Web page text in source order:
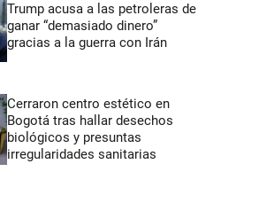
Trump acusa a las petroleras de
ganar “demasiado dinero”
gracias a la guerra con Irán
Cerraron centro estético en
Bogotá tras hallar desechos
biológicos y presuntas
irregularidades sanitarias